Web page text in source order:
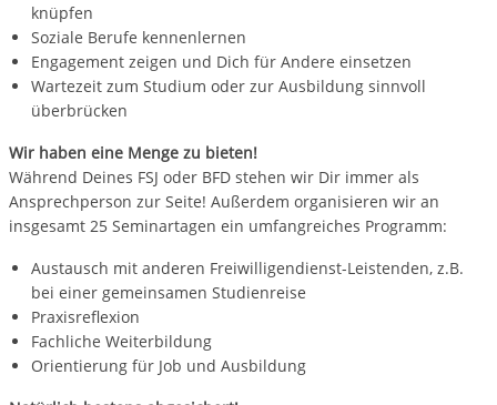
knüpfen
Soziale Berufe kennenlernen
Engagement zeigen und Dich für Andere einsetzen
Wartezeit zum Studium oder zur Ausbildung sinnvoll
überbrücken
Wir haben eine Menge zu bieten!
Während Deines FSJ oder BFD stehen wir Dir immer als
Ansprechperson zur Seite! Außerdem organisieren wir an
insgesamt 25 Seminartagen ein umfangreiches Programm:
Austausch mit anderen Freiwilligendienst-Leistenden, z.B.
bei einer gemeinsamen Studienreise
Praxisreflexion
Fachliche Weiterbildung
Orientierung für Job und Ausbildung